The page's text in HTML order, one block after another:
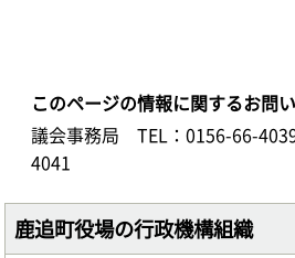
このページの情報に関するお問
議会事務局
TEL：0156-66-
4041
鹿追町役場の行政機構組織